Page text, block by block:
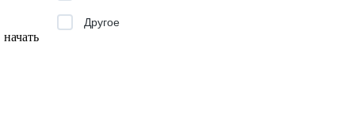
Другое